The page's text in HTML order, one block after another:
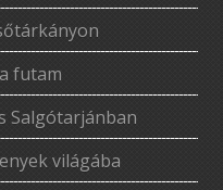
futam
Salgótarjánban
világába